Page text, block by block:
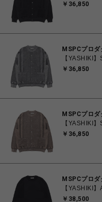
￥36,850
MSPCプロダ
【YASHIKI
￥36,850
MSPCプロダ
【YASHIKI
￥36,850
MSPCプロダ
【YASHIKI
￥38,500